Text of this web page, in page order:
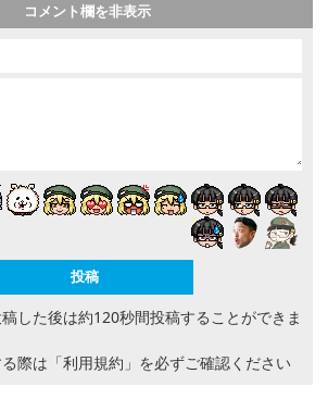
コメント欄を非表示
した後は約120秒間投稿することができま
際は 「利用規約」 を必ずご確認ください